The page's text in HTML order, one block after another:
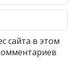
сайта в этом